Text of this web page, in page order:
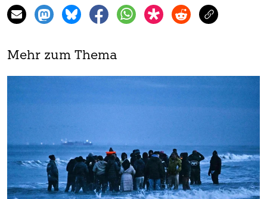
Mehr zum Thema